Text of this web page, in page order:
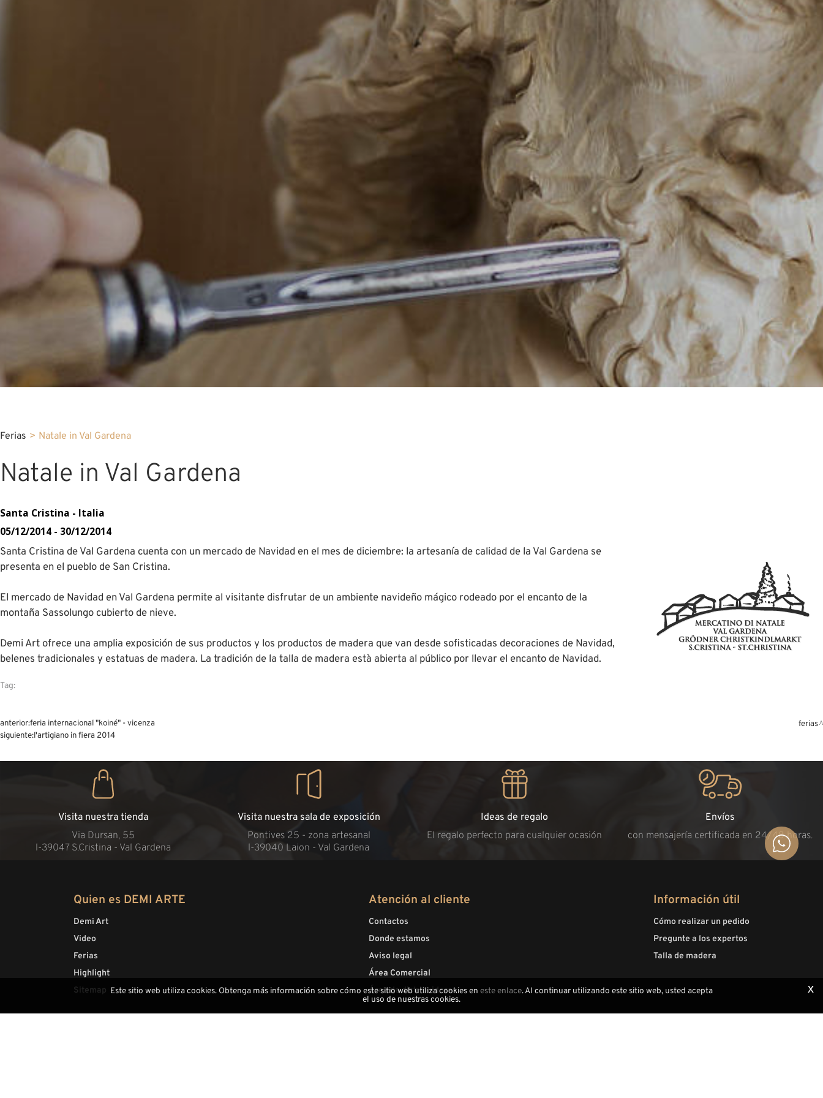
Ferias > Natale in Val Gardena
Natale in Val Gardena
Santa Cristina - Italia
05/12/2014 - 30/12/2014
Santa Cristina de Val Gardena cuenta con un mercado de Navidad en el mes de diciembre: la artesanía de calidad de la Val Gardena se
presenta en el pueblo de San Cristina.
El mercado de Navidad en Val Gardena permite al visitante disfrutar de un ambiente navideño mágico rodeado por el encanto de la
montaña Sassolungo cubierto de nieve.
Demi Art ofrece una amplia exposición de sus productos y los productos de madera que van desde sofisticadas decoraciones de Navidad,
belenes tradicionales y estatuas de madera. La tradición de la talla de madera està abierta al público por llevar el encanto de Navidad.
Tag:
anterior:feria internacional "koiné" - vicenza
siguiente:l'artigiano in fiera 2014
ferias
Visita nuestra tienda
Via Dursan, 55
l-39047 S.Cristina - Val Gardena
Visita nuestra sala de exposición
Pontives 25 - zona artesanal
l-39040 Laion - Val Gardena
Ideas de regalo
El regalo perfecto para cualquier ocasión
Envíos
con mensajería certificada en 24/48 horas.
Quien es DEMI ARTE
Demi Art
Video
Ferias
Highlight
Sitemap
Atención al cliente
Contactos
Donde estamos
Aviso legal
Área Comercial
Área de distribuidores
Información útil
Cómo realizar un pedido
Pregunte a los expertos
Talla de madera
x
Este sitio web utiliza cookies. Obtenga más información sobre cómo este sitio web utiliza cookies en este enlace. Al continuar utilizando este sitio web, usted acepta
el uso de nuestras cookies.